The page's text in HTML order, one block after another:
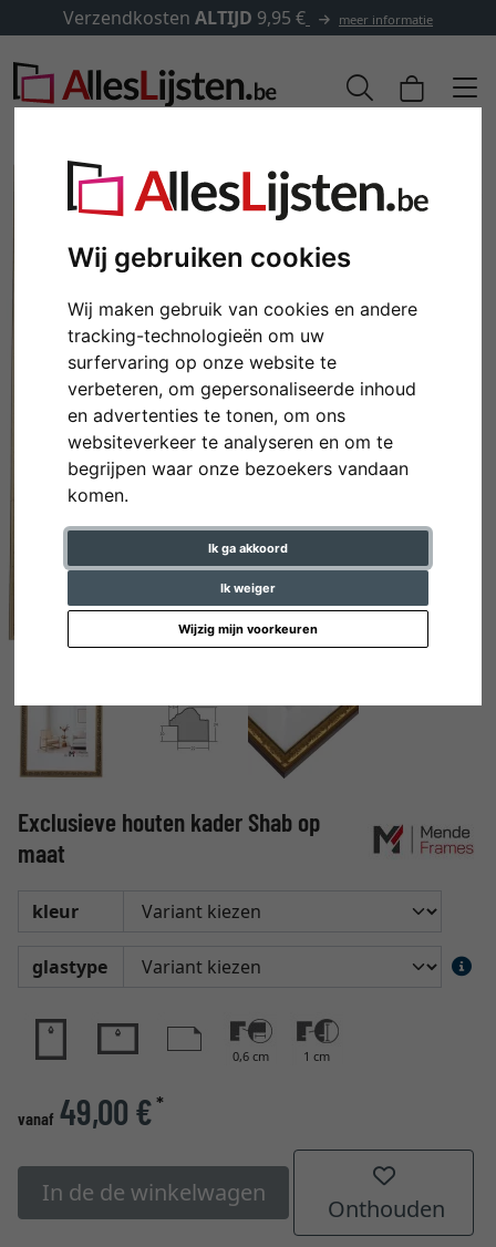
Wij gebruiken cookies
Wij maken gebruik van cookies en andere
tracking-technologieën om uw
surfervaring op onze website te
verbeteren, om gepersonaliseerde inhoud
en advertenties te tonen, om ons
websiteverkeer te analyseren en om te
begrijpen waar onze bezoekers vandaan
komen.
Ik ga akkoord
Ik weiger
Wijzig mijn voorkeuren
Verzendkosten ALTIJD 9,95 € meer informatie
Terug
Exclusieve houten kader Shab op
maat
kleur
glastype
0,6 cm 1 cm
vanaf 49,00 €*
In de de winkelwagen
Onthouden